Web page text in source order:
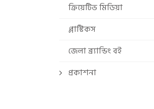
ক্রিয়েটিভ মিডিয়া
প্লাস্টিকস
জেলা ব্র্যান্ডিং বই
প্রকাশনা